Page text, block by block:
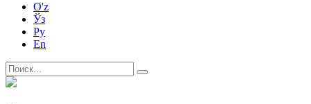
O'z
Ўз
Ру
En